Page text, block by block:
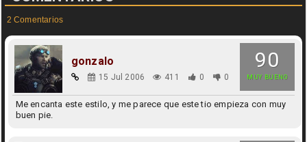
2 Comentarios
90
MUY BUENO
gonzalo
15 Jul 2006 411 0 0
Me encanta este estilo, y me parece que este tio empieza con muy
buen pie.